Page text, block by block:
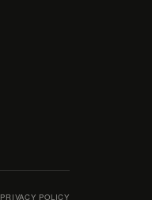
PRIVACY POLICY